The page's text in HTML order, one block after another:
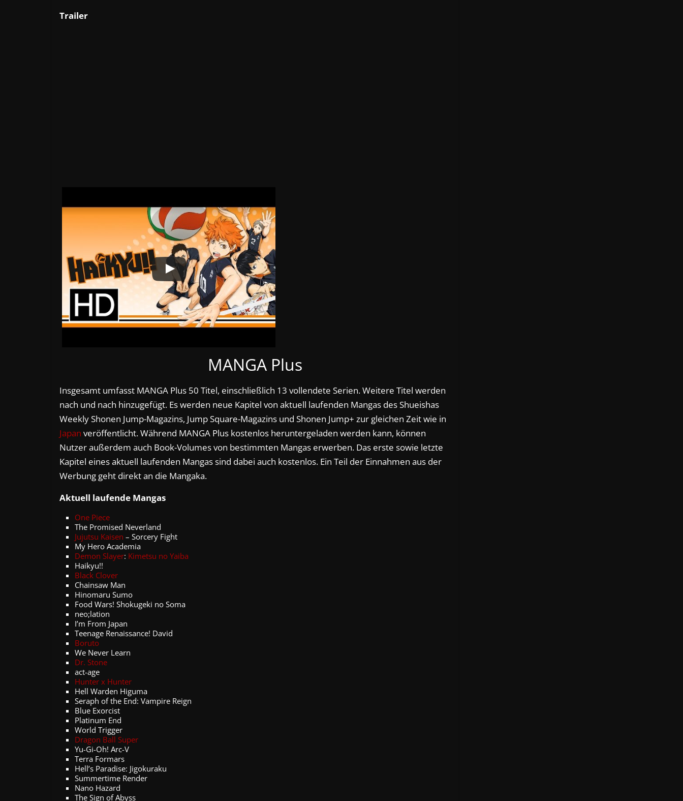
Trailer
MANGA Plus
Insgesamt umfasst MANGA Plus 50 Titel, einschließlich 13 vollendete Serien. Weitere Titel werden
nach und nach hinzugefügt. Es werden neue Kapitel von aktuell laufenden Mangas des Shueishas
Weekly Shonen Jump-Magazins, Jump Square-Magazins und Shonen Jump+ zur gleichen Zeit wie in
Japan veröffentlicht. Während MANGA Plus kostenlos heruntergeladen werden kann, können
Nutzer außerdem auch Book-Volumes von bestimmten Mangas erwerben. Das erste sowie letzte
Kapitel eines aktuell laufenden Mangas sind dabei auch kostenlos. Ein Teil der Einnahmen aus der
Werbung geht direkt an die Mangaka.
Aktuell laufende Mangas
One Piece
The Promised Neverland
Jujutsu Kaisen – Sorcery Fight
My Hero Academia
Demon Slayer: Kimetsu no Yaiba
Haikyu!!
Black Clover
Chainsaw Man
Hinomaru Sumo
Food Wars! Shokugeki no Soma
neo;lation
I’m From Japan
Teenage Renaissance! David
Boruto
We Never Learn
Dr. Stone
act-age
Hunter x Hunter
Hell Warden Higuma
Seraph of the End: Vampire Reign
Blue Exorcist
Platinum End
World Trigger
Dragon Ball Super
Yu-Gi-Oh! Arc-V
Terra Formars
Hell’s Paradise: Jigokuraku
Summertime Render
Nano Hazard
The Sign of Abyss